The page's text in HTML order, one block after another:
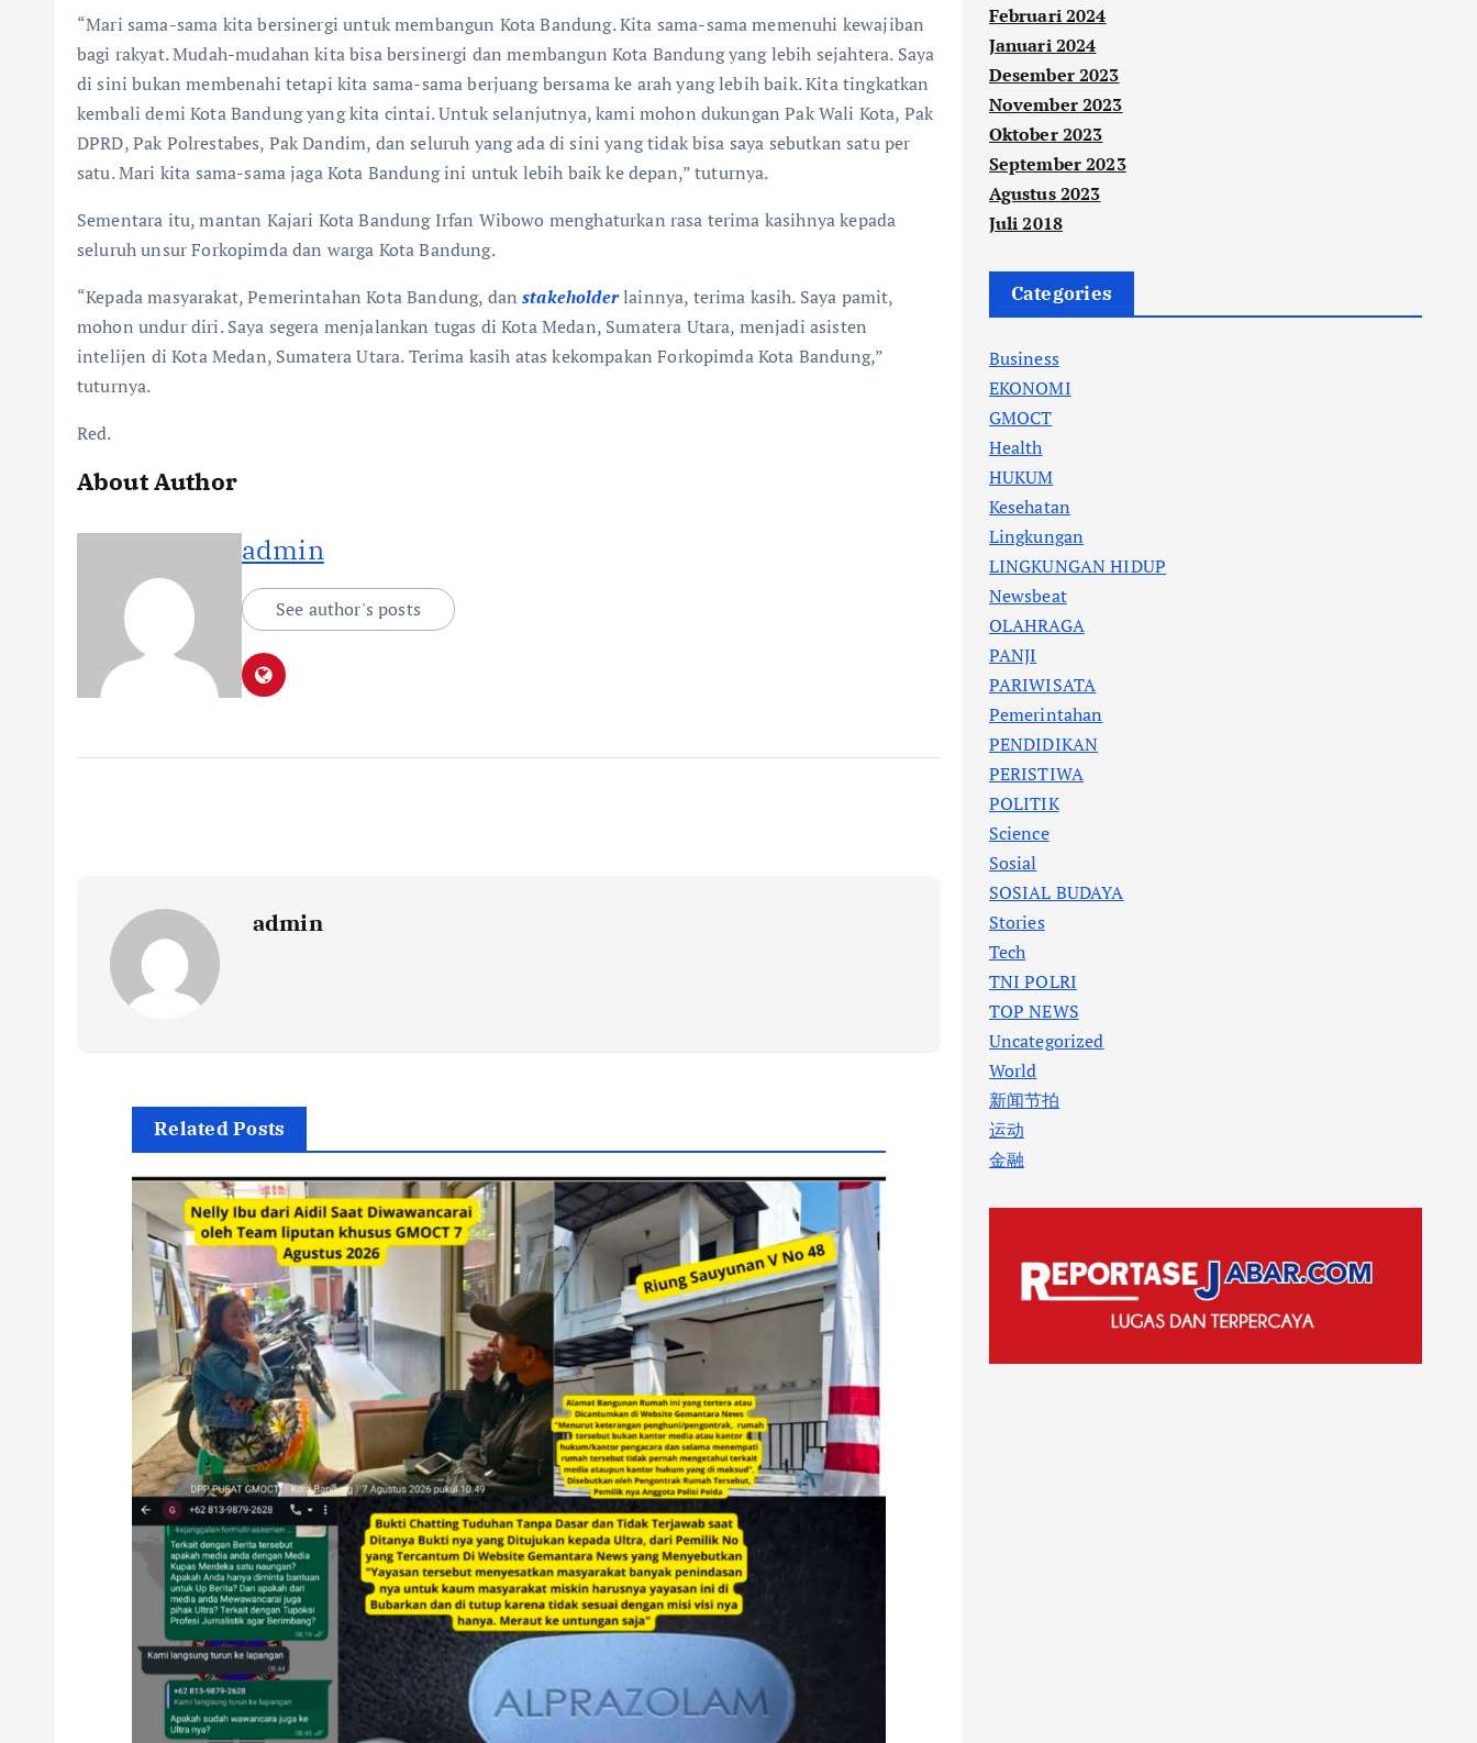
“Mari sama-sama kita bersinergi untuk membangun Kota Bandung. Kita sama-sama memenuhi kewajiban
bagi rakyat. Mudah-mudahan kita bisa bersinergi dan membangun Kota Bandung yang lebih sejahtera. Saya
di sini bukan membenahi tetapi kita sama-sama berjuang bersama ke arah yang lebih baik. Kita tingkatkan
kembali demi Kota Bandung yang kita cintai. Untuk selanjutnya, kami mohon dukungan Pak Wali Kota, Pak
DPRD, Pak Polrestabes, Pak Dandim, dan seluruh yang ada di sini yang tidak bisa saya sebutkan satu per
satu. Mari kita sama-sama jaga Kota Bandung ini untuk lebih baik ke depan,” tuturnya.
Sementara itu, mantan Kajari Kota Bandung Irfan Wibowo menghaturkan rasa terima kasihnya kepada
seluruh unsur Forkopimda dan warga Kota Bandung.
“Kepada masyarakat, Pemerintahan Kota Bandung, danstakeholderlainnya, terima kasih. Saya pamit,
mohon undur diri. Saya segera menjalankan tugas di Kota Medan, Sumatera Utara, menjadi asisten
intelijen di Kota Medan, Sumatera Utara. Terima kasih atas kekompakan Forkopimda Kota Bandung,”
tuturnya.
Red.
About Author
admin
See author's posts
admin
Related Posts
Februari 2024
Januari 2024
Desember 2023
November 2023
Oktober 2023
September 2023
Agustus 2023
Juli 2018
Categories
Business
EKONOMI
GMOCT
Health
HUKUM
Kesehatan
Lingkungan
LINGKUNGAN HIDUP
Newsbeat
OLAHRAGA
PANJI
PARIWISATA
Pemerintahan
PENDIDIKAN
PERISTIWA
POLITIK
Science
Sosial
SOSIAL BUDAYA
Stories
Tech
TNI POLRI
TOP NEWS
Uncategorized
World
新闻节拍
运动
金融